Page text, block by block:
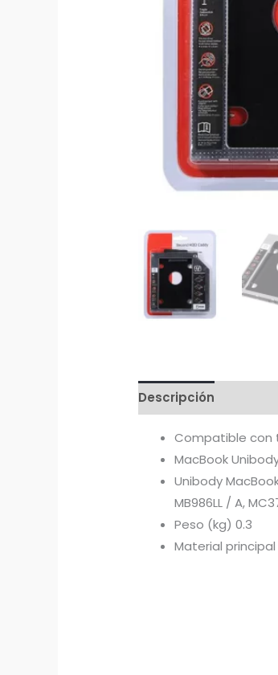
Descripción
Compatible con
MacBook
Unibody MacBook
MB986LL / A,
Peso (kg) 0.3
Material